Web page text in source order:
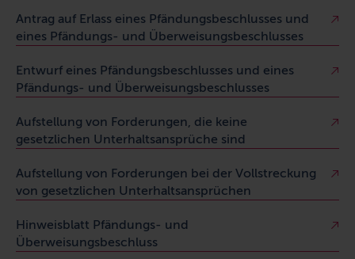
Antrag auf Erlass eines Pfändungsbeschlusses und
eines Pfändungs- und Überweisungsbeschlusses
Entwurf eines Pfändungsbeschlusses und eines
Pfändungs- und Überweisungsbeschlusses
Aufstellung von Forderungen, die keine
gesetzlichen Unterhaltsansprüche sind
Aufstellung von Forderungen bei der Vollstreckung
von gesetzlichen Unterhaltsansprüchen
Hinweisblatt Pfändungs- und
Überweisungsbeschluss